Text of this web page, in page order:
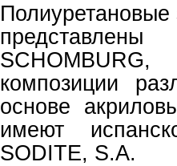
композиции
основе
имеют
SODITE, S.A.